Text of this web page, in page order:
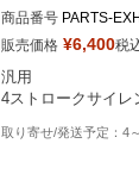
商品番号 PARTS-
D
販売価格 ¥6,400税
汎用
4